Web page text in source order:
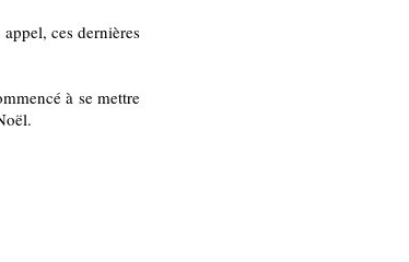
ces dernières
à se mettre